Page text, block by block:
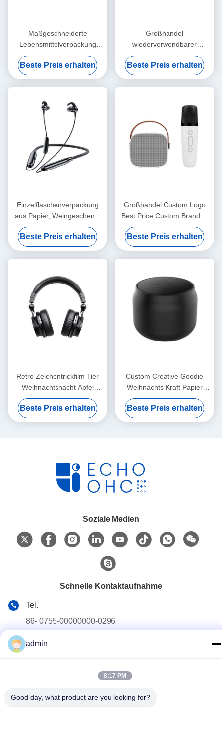
Maßgeschneiderte
Lebensmittelverpackung
Kraft-Takeaway-Lebensmittel
Brot Papiertüte für
Restaurant
Beste Preis erhalten
Großhandel
wiederverwendbarer
Schüttkarton mit Kraftpapier-
Weinbeutel für Weinflaschen
Beste Preis erhalten
Einzelflaschenverpackung
aus Papier, Weingeschenk-
Glasbeutel, 2 Flaschen
schwarzen Wein,
Handtaschen
Beste Preis erhalten
Großhandel Custom Logo
Best Price Custom Branded
Printing Schwarzer Karton
Wein Papierbeutel
Beste Preis erhalten
Retro Zeichentrickfilm Tier
Weihnachtsnacht Apfel
Geschenkbox
Weihnachtsgeschenk
Kleines Geschenk Ornament
Beste Preis erhalten
Custom Creative Goodie
Weihnachts Kraft Papier
Geschenk Tasche mit Ihrem
eigenen Logo für Xmas
Dekorationsparty
Beste Preis erhalten
Soziale Medien
Schnelle Kontaktaufnahme
Tel.
86- 0755-00000000-0296
E-Mail-Adresse
Jiangsu-Provinz
admin
8:17 PM
Good day, what product are you looking for?